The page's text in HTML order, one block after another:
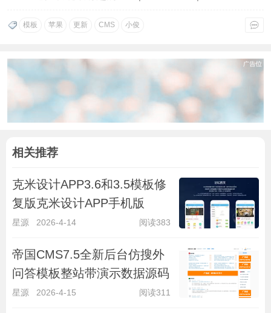
模板 苹果 更新 CMS 小俊
相关推荐
克米设计APP3.6和3.5模板修
复版克米设计APP手机版
星源 2026-4-14 阅读383
帝国CMS7.5全新后台仿搜外
问答模板整站带演示数据源码
星源 2026-4-15 阅读311